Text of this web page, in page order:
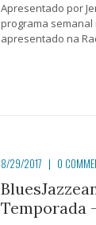
Apresentado por
programa
apresentado na
8/29/2017 | 0
Temporada